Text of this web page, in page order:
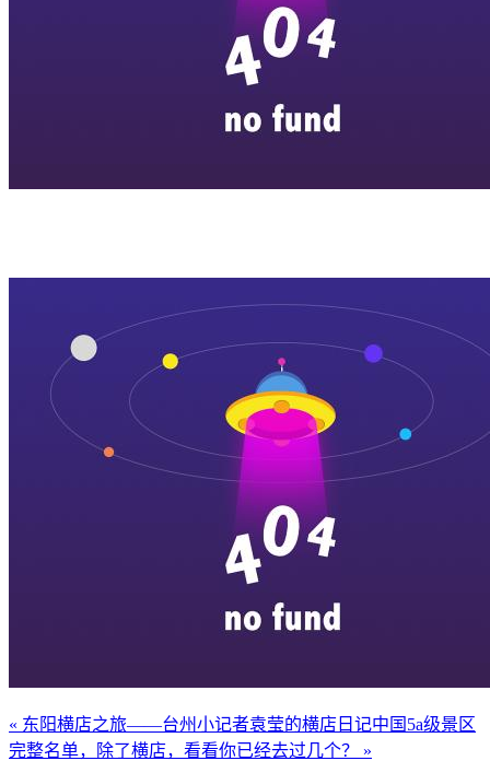
« 东阳横店之旅——台州小记者袁莹的横店日记中国5a级景区
完整名单，除了横店，看看你已经去过几个？ »